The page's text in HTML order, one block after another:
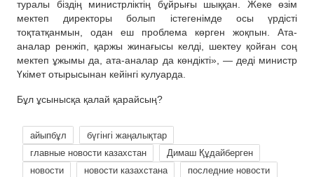
туралы біздің министрліктің бұйрығы шыққан. Жеке өзім
мектеп директоры болып істегенімде осы үрдісті
тоқтатқанмын, одан еш проблема көрген жоқпын. Ата-
аналар ренжіп, қаржы жинағысы келді, шектеу қойған соң
мектеп ұжымы да, ата-аналар да көндікті», — деді министр
Үкімет отырысынан кейінгі кулуарда.
Бұл ұсынысқа қалай қарайсың?
айыпбұл
бүгінгі жаңалықтар
главные новости казахстан
Димаш Құдайберген
новости
новости казахстана
последние новости